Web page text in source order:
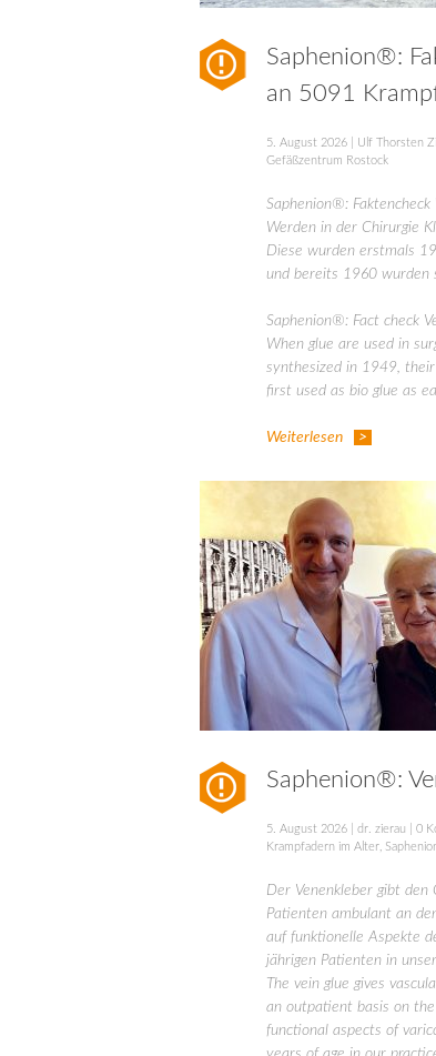
Saphenion®:
an 5091
5. August 2026 Ulf Thorsten
Gefäßzentrum Rostock
Saphenion®:
Werden in der Chirurgie
Diese wurden erstmals
und bereits 1960 wurden
Saphenion®: Fact check
When glue are used in
synthesized in 1949,
first used as bio glue as
Weiterlesen
Saphenion®:
5. August 2026 dr. zierau 0
Krampfadern im Alter,
Der Venenkleber gibt den
Patienten ambulant an
auf funktionelle Aspekte
jährigen Patienten in
The vein glue gives
an outpatient basis on
functional aspects of